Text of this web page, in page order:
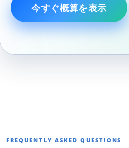
今すぐ概算を表示
FREQUENTLY ASKED QUESTIONS